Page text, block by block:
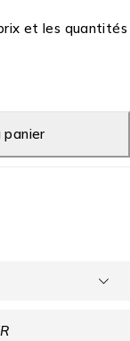
et les quantités